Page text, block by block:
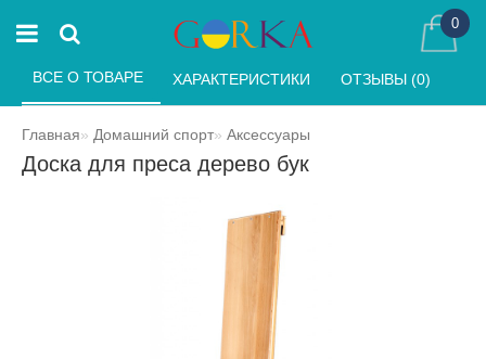
0
Главная Домашний спорт Аксессуары
Доска для преса дерево бук
ВСЕ О ТОВАРЕ ХАРАКТЕРИСТИКИ ОТЗЫВЫ (0)